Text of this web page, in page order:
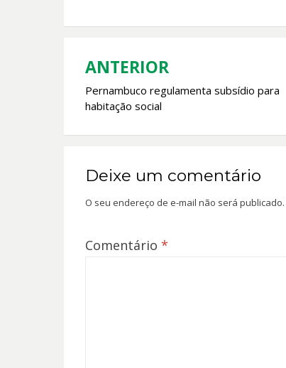
o A
Navegação
de
ANTERIOR
Pernambuco regulamenta subsídio para
habitação social
Deixe um comentário
O seu endereço de e-mail não será publicado.
Comentário *